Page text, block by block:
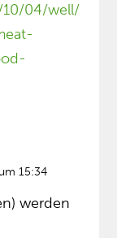
10/04/well/
15:34
werden